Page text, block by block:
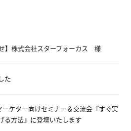
】株式会社スターフォーカス 様
た
ケター向けセミナー＆交流会『すぐ実
る方法』に登壇いたします